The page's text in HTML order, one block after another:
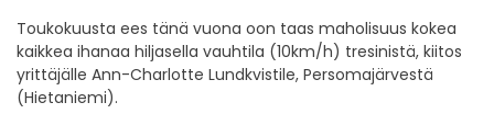
Toukokuusta ees tänä vuona oon taas maholisuus kokea
kaikkea ihanaa hiljasella vauhtila (10km/h) tresinistä, kiitos
yrittäjälle Ann-Charlotte Lundkvistile, Persomajärvestä
(Hietaniemi).